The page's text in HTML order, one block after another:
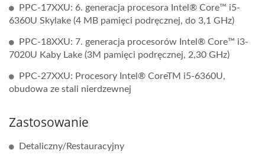
PPC-17XXU: 6. generacja procesora Intel® Core™ i5-
6360U Skylake (4 MB pamięci podręcznej, do 3,1 GHz)
PPC-18XXU: 7. generacja procesorów Intel® Core™ i3-
7020U Kaby Lake (3M pamięci podręcznej, 2,30 GHz)
PPC-27XXU: Procesory Intel® CoreTM i5-6360U,
obudowa ze stali nierdzewnej
Zastosowanie
Detaliczny/Restauracyjny